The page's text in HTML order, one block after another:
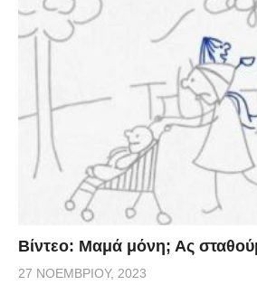
Βίντεο: Μαμά μόνη; Ας
27 ΝΟΕΜΒΡΊΟΥ, 2023